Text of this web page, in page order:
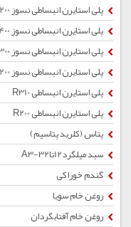
پلی استایرن انبساطی نسوز R200
پلی استایرن انبساطی نسوز F400
پلی استایرن انبساطی نسوز F300
پلی استایرن انبساطی نسوز F200
پلی استایرن انبساطی R310
پلی استایرن انبساطی R200
پتاس (کلرید پتاسیم)
سبد میلگرد12تا32-A3
گندم خوراکی
روغن خام سویا
روغن خام آفتابگردان